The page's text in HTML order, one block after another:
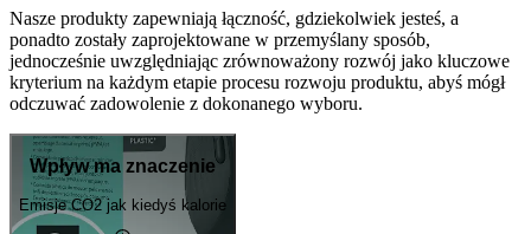
Nasze produkty zapewniają łączność, gdziekolwiek jesteś, a
ponadto zostały zaprojektowane w przemyślany sposób,
jednocześnie uwzględniając zrównoważony rozwój jako kluczowe
kryterium na każdym etapie procesu rozwoju produktu, abyś mógł
odczuwać zadowolenie z dokonanego wyboru.
Wpływ ma znaczenie
Emisje CO2 jak kiedyś kalorie